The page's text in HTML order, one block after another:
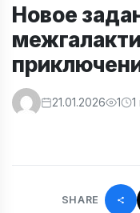
Новое
21.01.2026 1 1
SHARE